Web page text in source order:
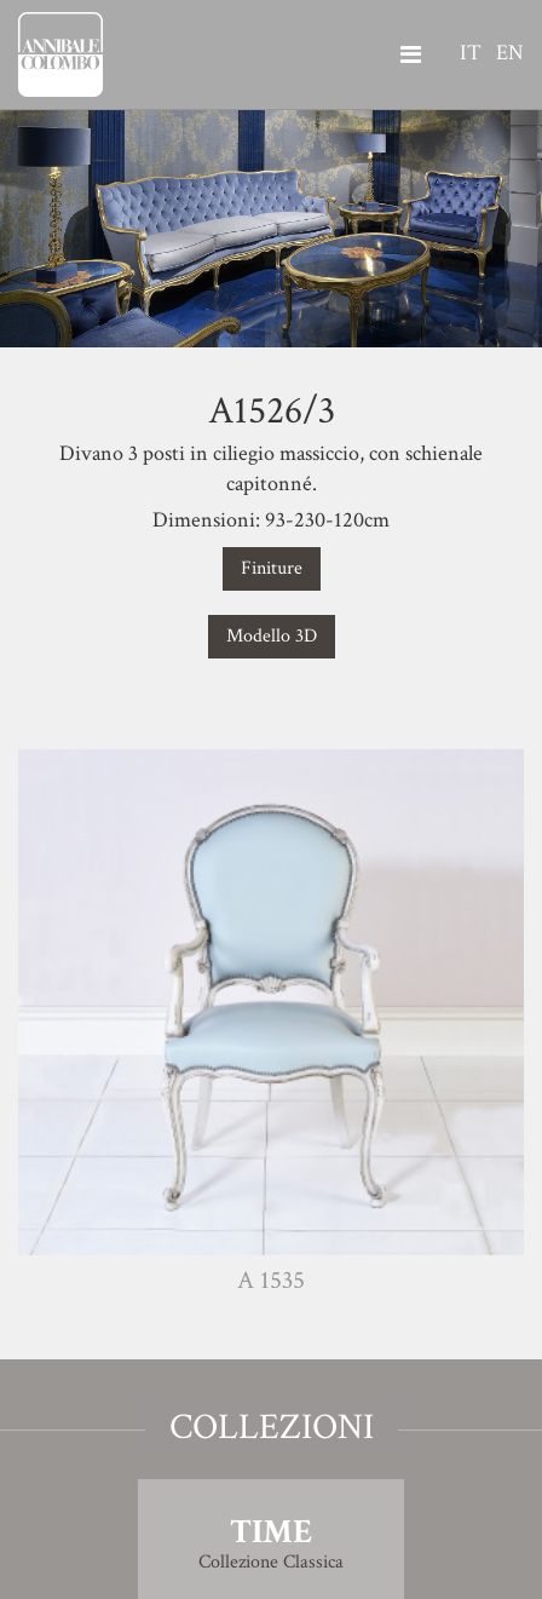
IT EN
A1526/3
Divano 3 posti in ciliegio massiccio, con schienale
capitonné.
Dimensioni: 93-230-120cm
Finiture
Modello 3D
A 1535
COLLEZIONI
TIME
Collezione Classica